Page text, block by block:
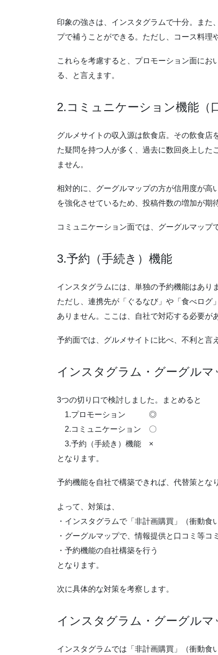
印象の強さは、インスタグラムで十分。また
プで補うことができる。ただし、コース料理
これらを考慮すると、プロモーション面に
る、と言えます。
2.コミュニケーション機能（
グルメサイトの収入源は飲食店。その飲食店
た疑問を持つ人が多く、過去に数回炎上し
ません。
相対的に、グーグルマップの方が信用度が高
を強化させているため、投稿件数の増加が期
コミュニケーション面では、グーグルマップ
3.予約（手続き）機能
インスタグラムには、単独の予約機能はあり
ただし、連携先が「ぐるなび」や「食べログ
ありません。ここは、自社で対応する必要が
予約面では、グルメサイトに比べ、不利と言
インスタグラム・グーグル
3つの切り口で検討しました。まとめると
1.プロモーション ◎
2.コミュニケーション 〇
3.予約（手続き）機能 ×
となります。
予約機能を自社で構築できれば、代替策とな
よって、対策は、
・インスタグラムで「非計画購買」（衝動食
・グーグルマップで、情報提供と口コミ等コ
・予約機能の自社構築を行う
となります。
次に具体的な対策を考察します。
インスタグラム・グーグルマ
インスタグラムでは「非計画購買」（衝動食